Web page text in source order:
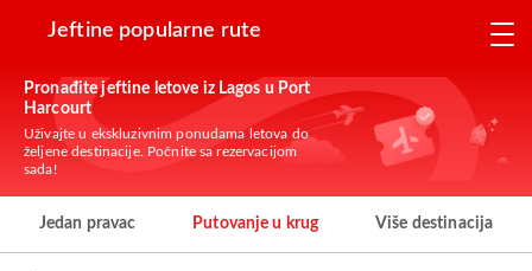
Jeftine popularne rute
Pronađite jeftine letove iz Lagos u Port
Harcourt
Uživajte u ekskluzivnim ponudama letova do
željene destinacije. Počnite sa rezervacijom
sada!
Jedan pravac Putovanje u krug Više destinacija